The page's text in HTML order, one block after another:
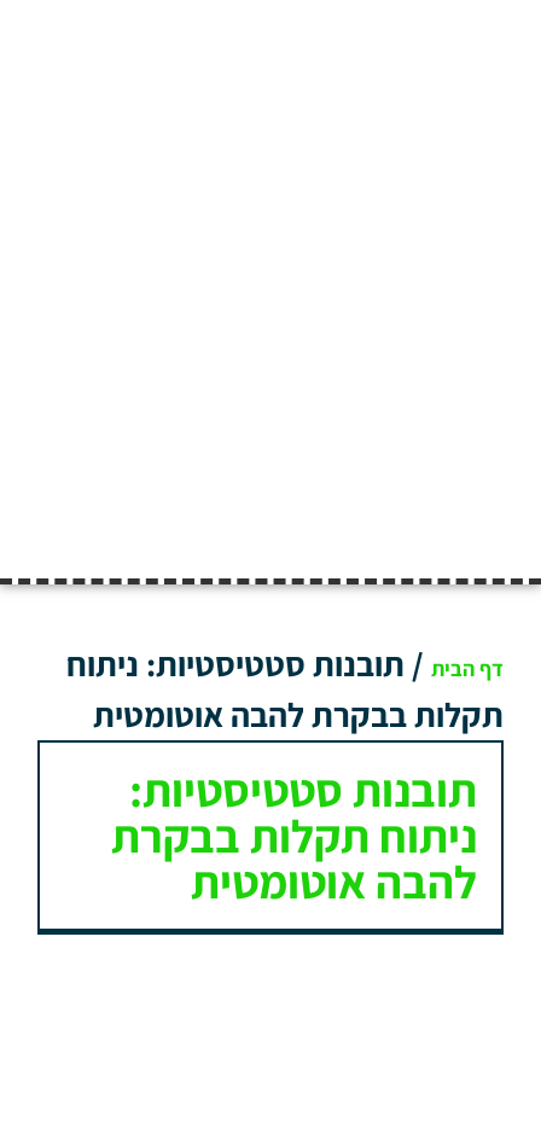
דף הבית / תובנות סטטיסטיות: ניתוח
תקלות בבקרת להבה אוטומטית
תובנות סטטיסטיות:
ניתוח תקלות בבקרת
להבה אוטומטית